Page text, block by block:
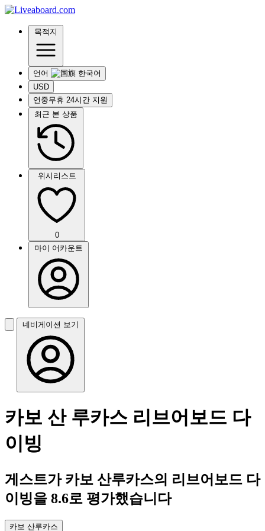
목적지
언어
USD
연중무휴 24시간 지원
최근 본 상품
위시리스트
0
마이 어카운트
네비게이션 보기
카보 산 루카스 리브어보드 다
이빙
게스트가 카보 산루카스의 리브어보드 다
이빙을 8.6로 평가했습니다
카보 산루카스